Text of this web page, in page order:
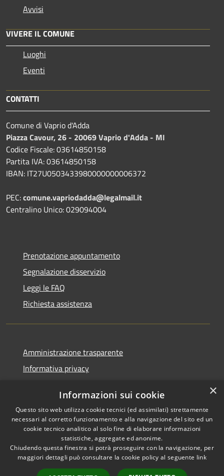
Avvisi
VIVERE IL COMUNE
Luoghi
Eventi
CONTATTI
Comune di Vaprio d'Adda
Piazza Cavour, 26 - 20069 Vaprio d'Adda - MI
Codice Fiscale: 03614850158
Partita IVA: 03614850158
IBAN: IT27U0503433980000000006372
PEC:comune.vapriodadda@legalmail.it
Centralino Unico: 029094004
Prenotazione appuntamento
Segnalazione disservizio
Leggi le FAQ
Richiesta assistenza
Amministrazione trasparente
Informativa privacy
Dichiarazione di accessibilità
RSS
Accessibilità
Copyright © 2026 • Comune di
Vaprio d'Adda • Powered by
×
Informazioni sui cookie
Questo sito web utilizza cookie tecnici (ed assimilati) strettamente
necessari al corretto funzionamento e alla navigazione del sito ed un
cookie tecnico analitico al solo fine di elaborare informazioni
statistiche, aggregate ed anonime.
Chiudendo questa finestra si potrà proseguire con la navigazione, per
maggiori dettagli può consultare la cookie policy al seguente link